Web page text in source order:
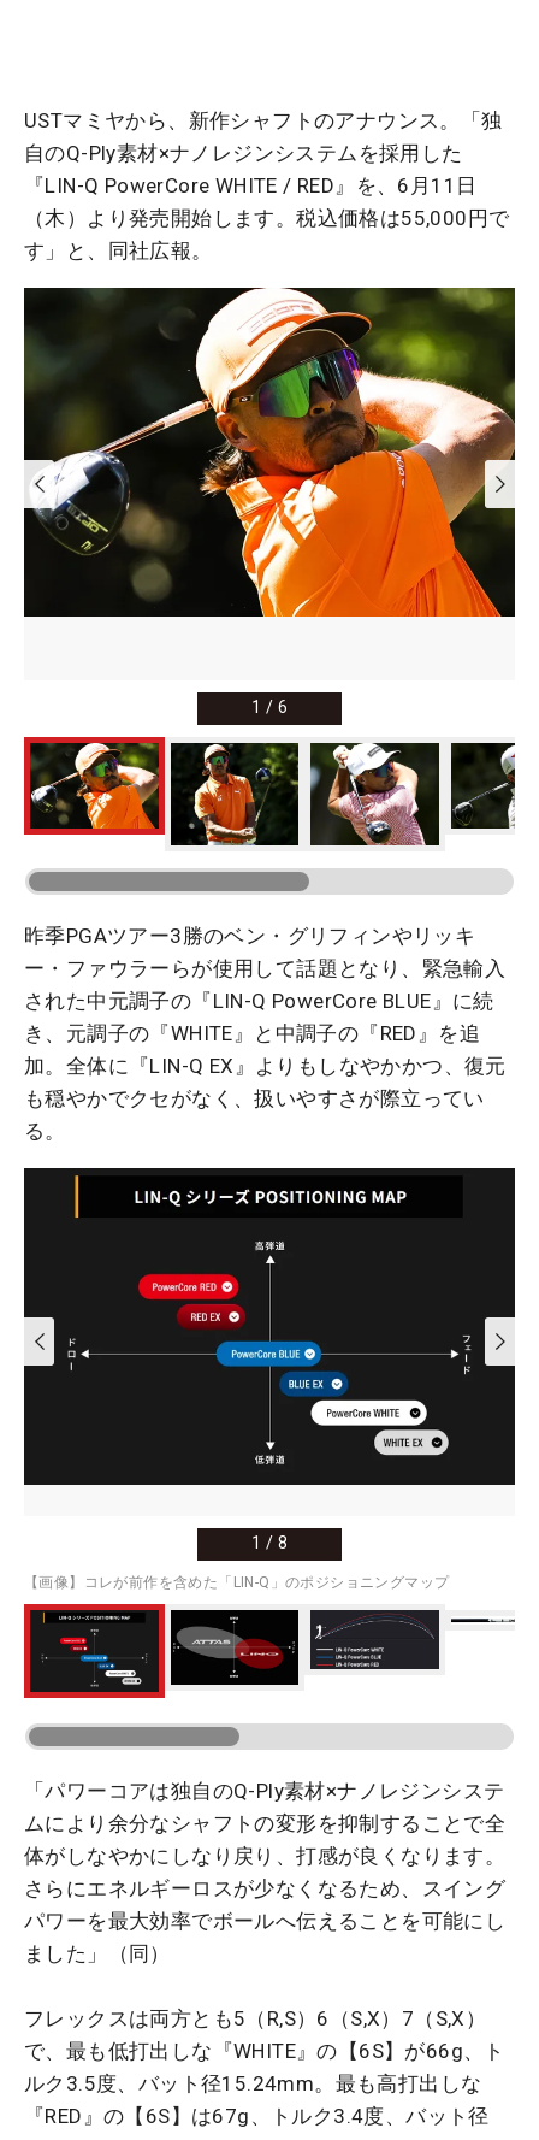
USTマミヤから、新作シャフトのアナウンス。「独
自のQ-Ply素材×ナノレジンシステムを採用した
『LIN-Q PowerCore WHITE / RED』を、6月11日
（木）より発売開始します。税込価格は55,000円で
す」と、同社広報。
1 / 6
昨季PGAツアー3勝のベン・グリフィンやリッキ
ー・ファウラーらが使用して話題となり、緊急輸入
された中元調子の『LIN-Q PowerCore BLUE』に続
き、元調子の『WHITE』と中調子の『RED』を追
加。全体に『LIN-Q EX』よりもしなやかかつ、復元
も穏やかでクセがなく、扱いやすさが際立ってい
る。
1 / 8
【画像】コレが前作を含めた「LIN-Q」のポジショニングマップ
「パワーコアは独自のQ-Ply素材×ナノレジンシステ
ムにより余分なシャフトの変形を抑制することで全
体がしなやかにしなり戻り、打感が良くなります。
さらにエネルギーロスが少なくなるため、スイング
パワーを最大効率でボールへ伝えることを可能にし
ました」（同）
フレックスは両方とも5（R,S）6（S,X）7（S,X）
で、最も低打出しな『WHITE』の【6S】が66g、ト
ルク3.5度、バット径15.24mm。最も高打出しな
『RED』の【6S】は67g、トルク3.4度、バット径